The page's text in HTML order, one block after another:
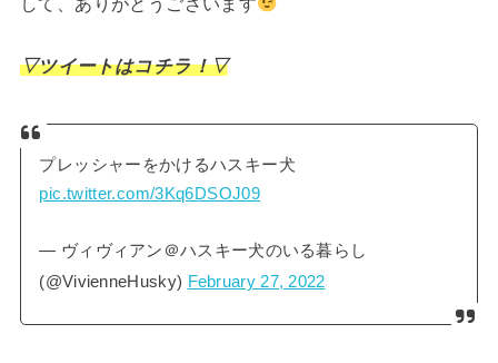
▽ツイートはコチラ！▽
プレッシャーをかけるハスキー犬
pic.twitter.com/3Kq6DSOJ09
— ヴィヴィアン＠ハスキー犬のいる暮らし
(@VivienneHusky) February 27, 2022